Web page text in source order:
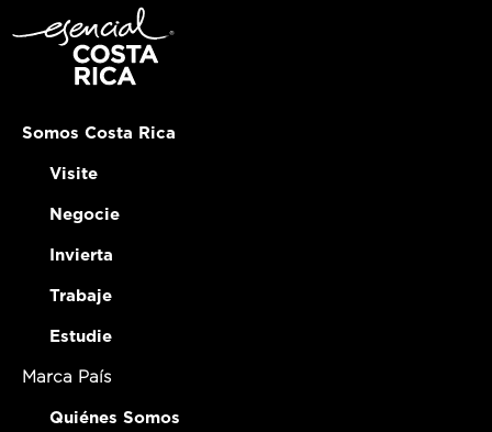
Somos Costa Rica
Visite
Negocie
Invierta
Trabaje
Estudie
Marca País
Quiénes Somos